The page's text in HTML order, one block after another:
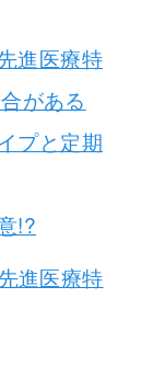
進医療特
がある
プと定期
!?
進医療特